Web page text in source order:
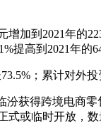
到2021年的
提高到2021年的
；累计对外投
得跨境电商零
或临时开放，数